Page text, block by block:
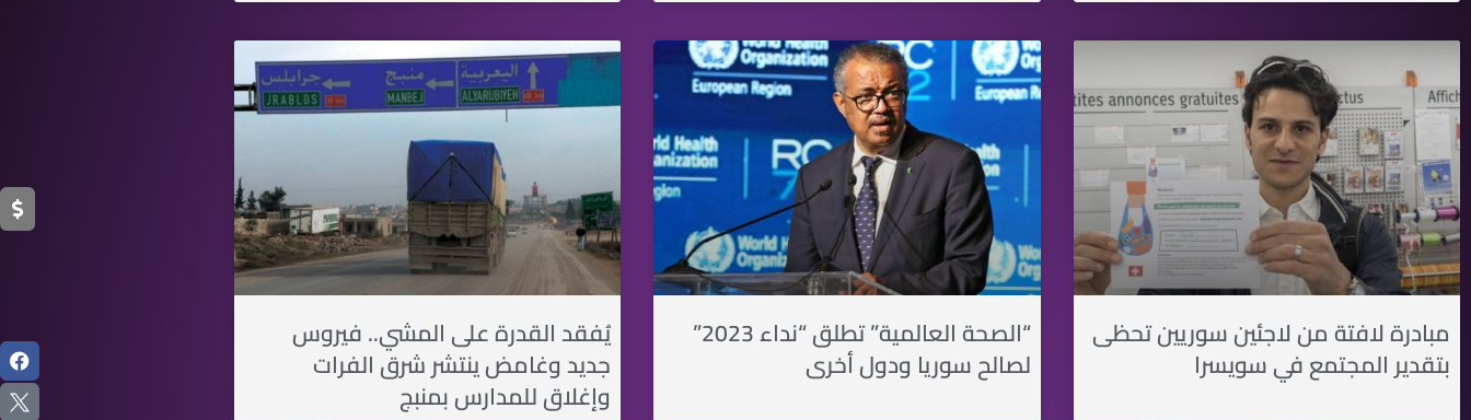
مبادرة لافتة من لاجئين سوريين تحظى
بتقدير المجتمع في سويسرا
“الصحة العالمية” تطلق “نداء 2023”
لصالح سوريا ودول أخرى
يُفقد القدرة على المشي.. فيروس
جديد وغامض ينتشر شرق الفرات
وإغلاق للمدارس بمنبج